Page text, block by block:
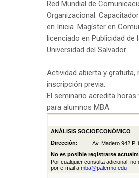
Red Mundial de
Organizacional.
en Inicia. Magíster en
licenciado en Publicidad de
Universidad del Salvador.
Actividad abierta y gratuita,
inscripción previa.
El seminario acredita horas
para alumnos MBA.